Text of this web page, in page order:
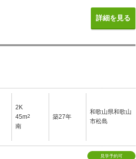
詳細を見る
2K
45m2
南
築27年
和歌山県和歌山
市松島
見学予約可